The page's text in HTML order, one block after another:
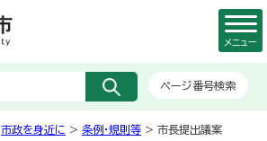
ページ番号検索
メニュー
市政を身近に > 条例・規則等 > 市長提出議案